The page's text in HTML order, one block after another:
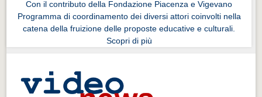
Con il contributo della Fondazione Piacenza e Vigevano
Programma di coordinamento dei diversi attori coinvolti nella
catena della fruizione delle proposte educative e culturali.
Scopri di più